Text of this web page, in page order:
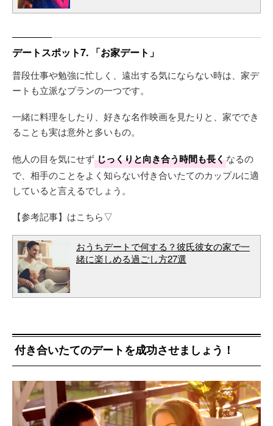
デートスポット7. 「お家デート」
普段仕事や勉強に忙しく、遠出する気にならない時は、家デ
ートも立派なプランの一つです。
一緒に料理をしたり、好きな名作映画を見たりと、家ででき
ることも実は意外と多いもの。
他人の目を気にせずじっくりと向き合う時間も長くなるの
で、相手のことをよく知らない付き合いたてのカップルに適
していると言えるでしょう。
【参考記事】はこちら▽
おうちデートで何する？彼氏彼女の家で一
緒に楽しめる過ごし方27選
付き合いたてのデートを成功させましょう！